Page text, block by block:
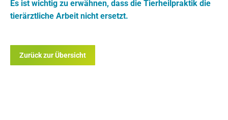
Es ist wichtig zu erwähnen, dass die Tierheilpraktik die
tierärztliche Arbeit nicht ersetzt.
Zurück zur Übersicht